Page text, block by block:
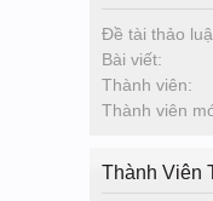
Đề tài thảo
Bài viết:
Thành viên:
Thành viên
Thành Viên